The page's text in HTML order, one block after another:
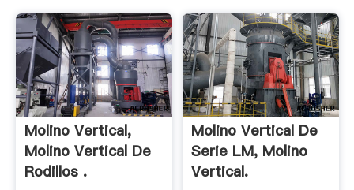
Molino Vertical,
Molino Vertical De
Rodillos .
Molino Vertical De
Serie LM, Molino
Vertical.